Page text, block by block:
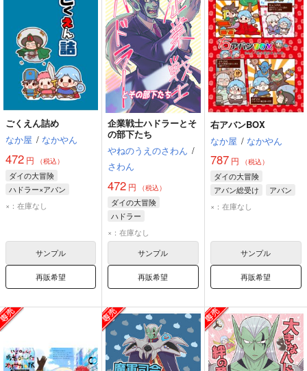
ごくえん詰め
なか屋 / なかやん
472 円 （税込）
ダイの大冒険
ハドラー×アバン
アバン
ハドラー
×：在庫なし
サンプル
再販希望
企業戦士ハドラーとそ
の部下たち
やねのうえのさわん /
さわん
472 円 （税込）
ダイの大冒険
ハドラー
ハドラー親衛騎団
×：在庫なし
サンプル
再販希望
右アバンBOX
なか屋 / なかやん
787円 （税込）
ダイの大冒険
アバン総受け
アバン
ハドラー
×：在庫なし
サンプル
再販希望